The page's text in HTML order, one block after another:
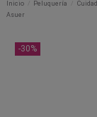
Inicio Peluquería
Asuer
-30%